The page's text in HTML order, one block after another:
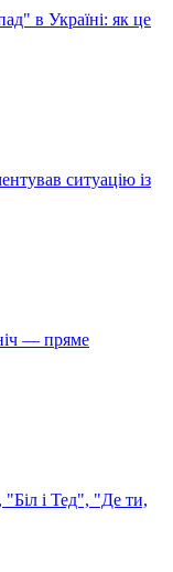
в Україні: як це
ситуацію із
— пряме
і Тед", "Де ти,